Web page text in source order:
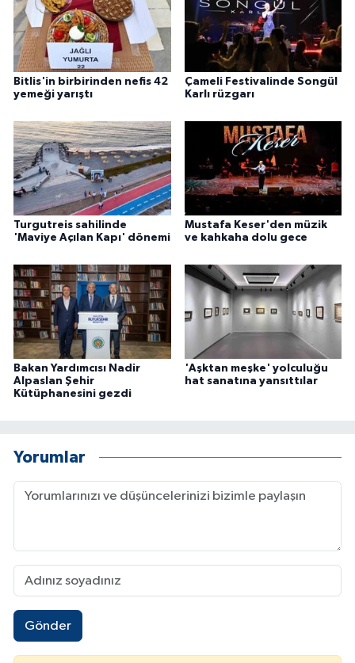
Bitlis'in birbirinden nefis 42
yemeği yarıştı
Çameli Festivalinde Songül
Karlı rüzgarı
Turgutreis sahilinde
'Maviye Açılan Kapı' dönemi
Mustafa Keser'den müzik
ve kahkaha dolu gece
Bakan Yardımcısı Nadir
Alpaslan Şehir
Kütüphanesini gezdi
'Aşktan meşke' yolculuğu
hat sanatına yansıttılar
Yorumlar
Gönder
YAŞAM
YEREL
Yerel Haberler